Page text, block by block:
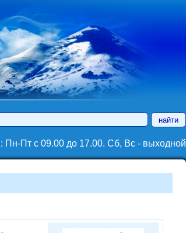
Пн-Пт с 09.00 до 17.00. Сб, Вc - выходной